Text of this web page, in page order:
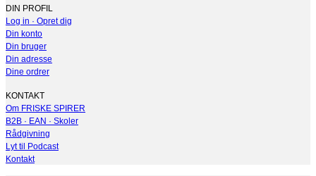
DIN PROFIL
Log in · Opret dig
Din konto
Din bruger
Din adresse
Dine ordrer
KONTAKT
Om FRISKE SPIRER
B2B · EAN · Skoler
Rådgivning
Lyt til Podcast
Kontakt